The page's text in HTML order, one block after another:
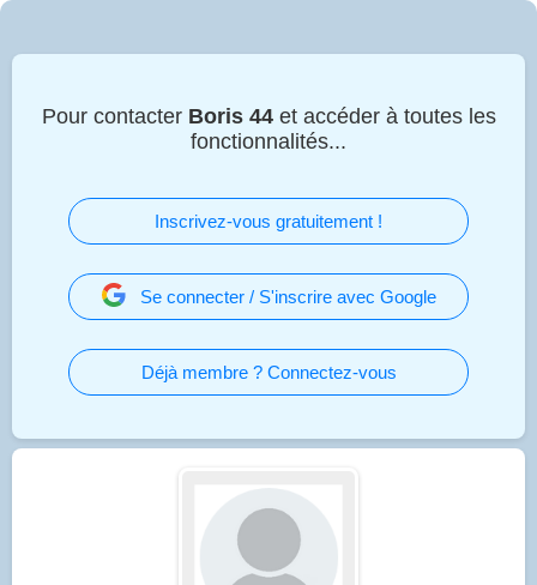
Pour contacter Boris 44et accéder à toutes les
fonctionnalités...
Inscrivez-vous gratuitement !
Se connecter / S'inscrire avec Google
Déjà membre ? Connectez-vous